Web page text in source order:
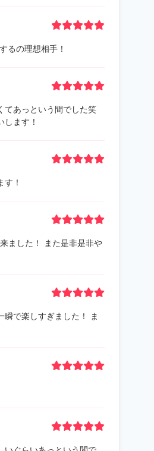
るの理想相手！
てあっという間でした笑
ます！
！
ました！ また是非是非や
で楽しすぎました！ ま